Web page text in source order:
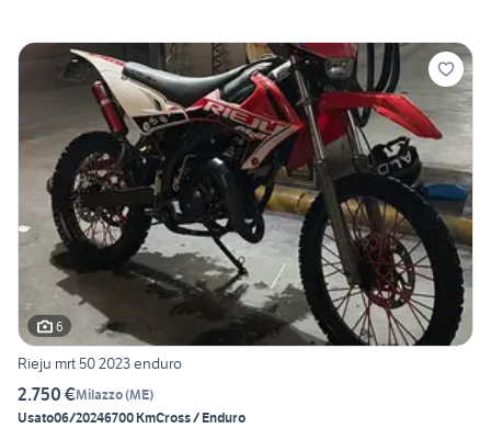
6
Rieju mrt 50 2023 enduro
2.750 €Milazzo(ME)
Usato06/20246700 KmCross / Enduro